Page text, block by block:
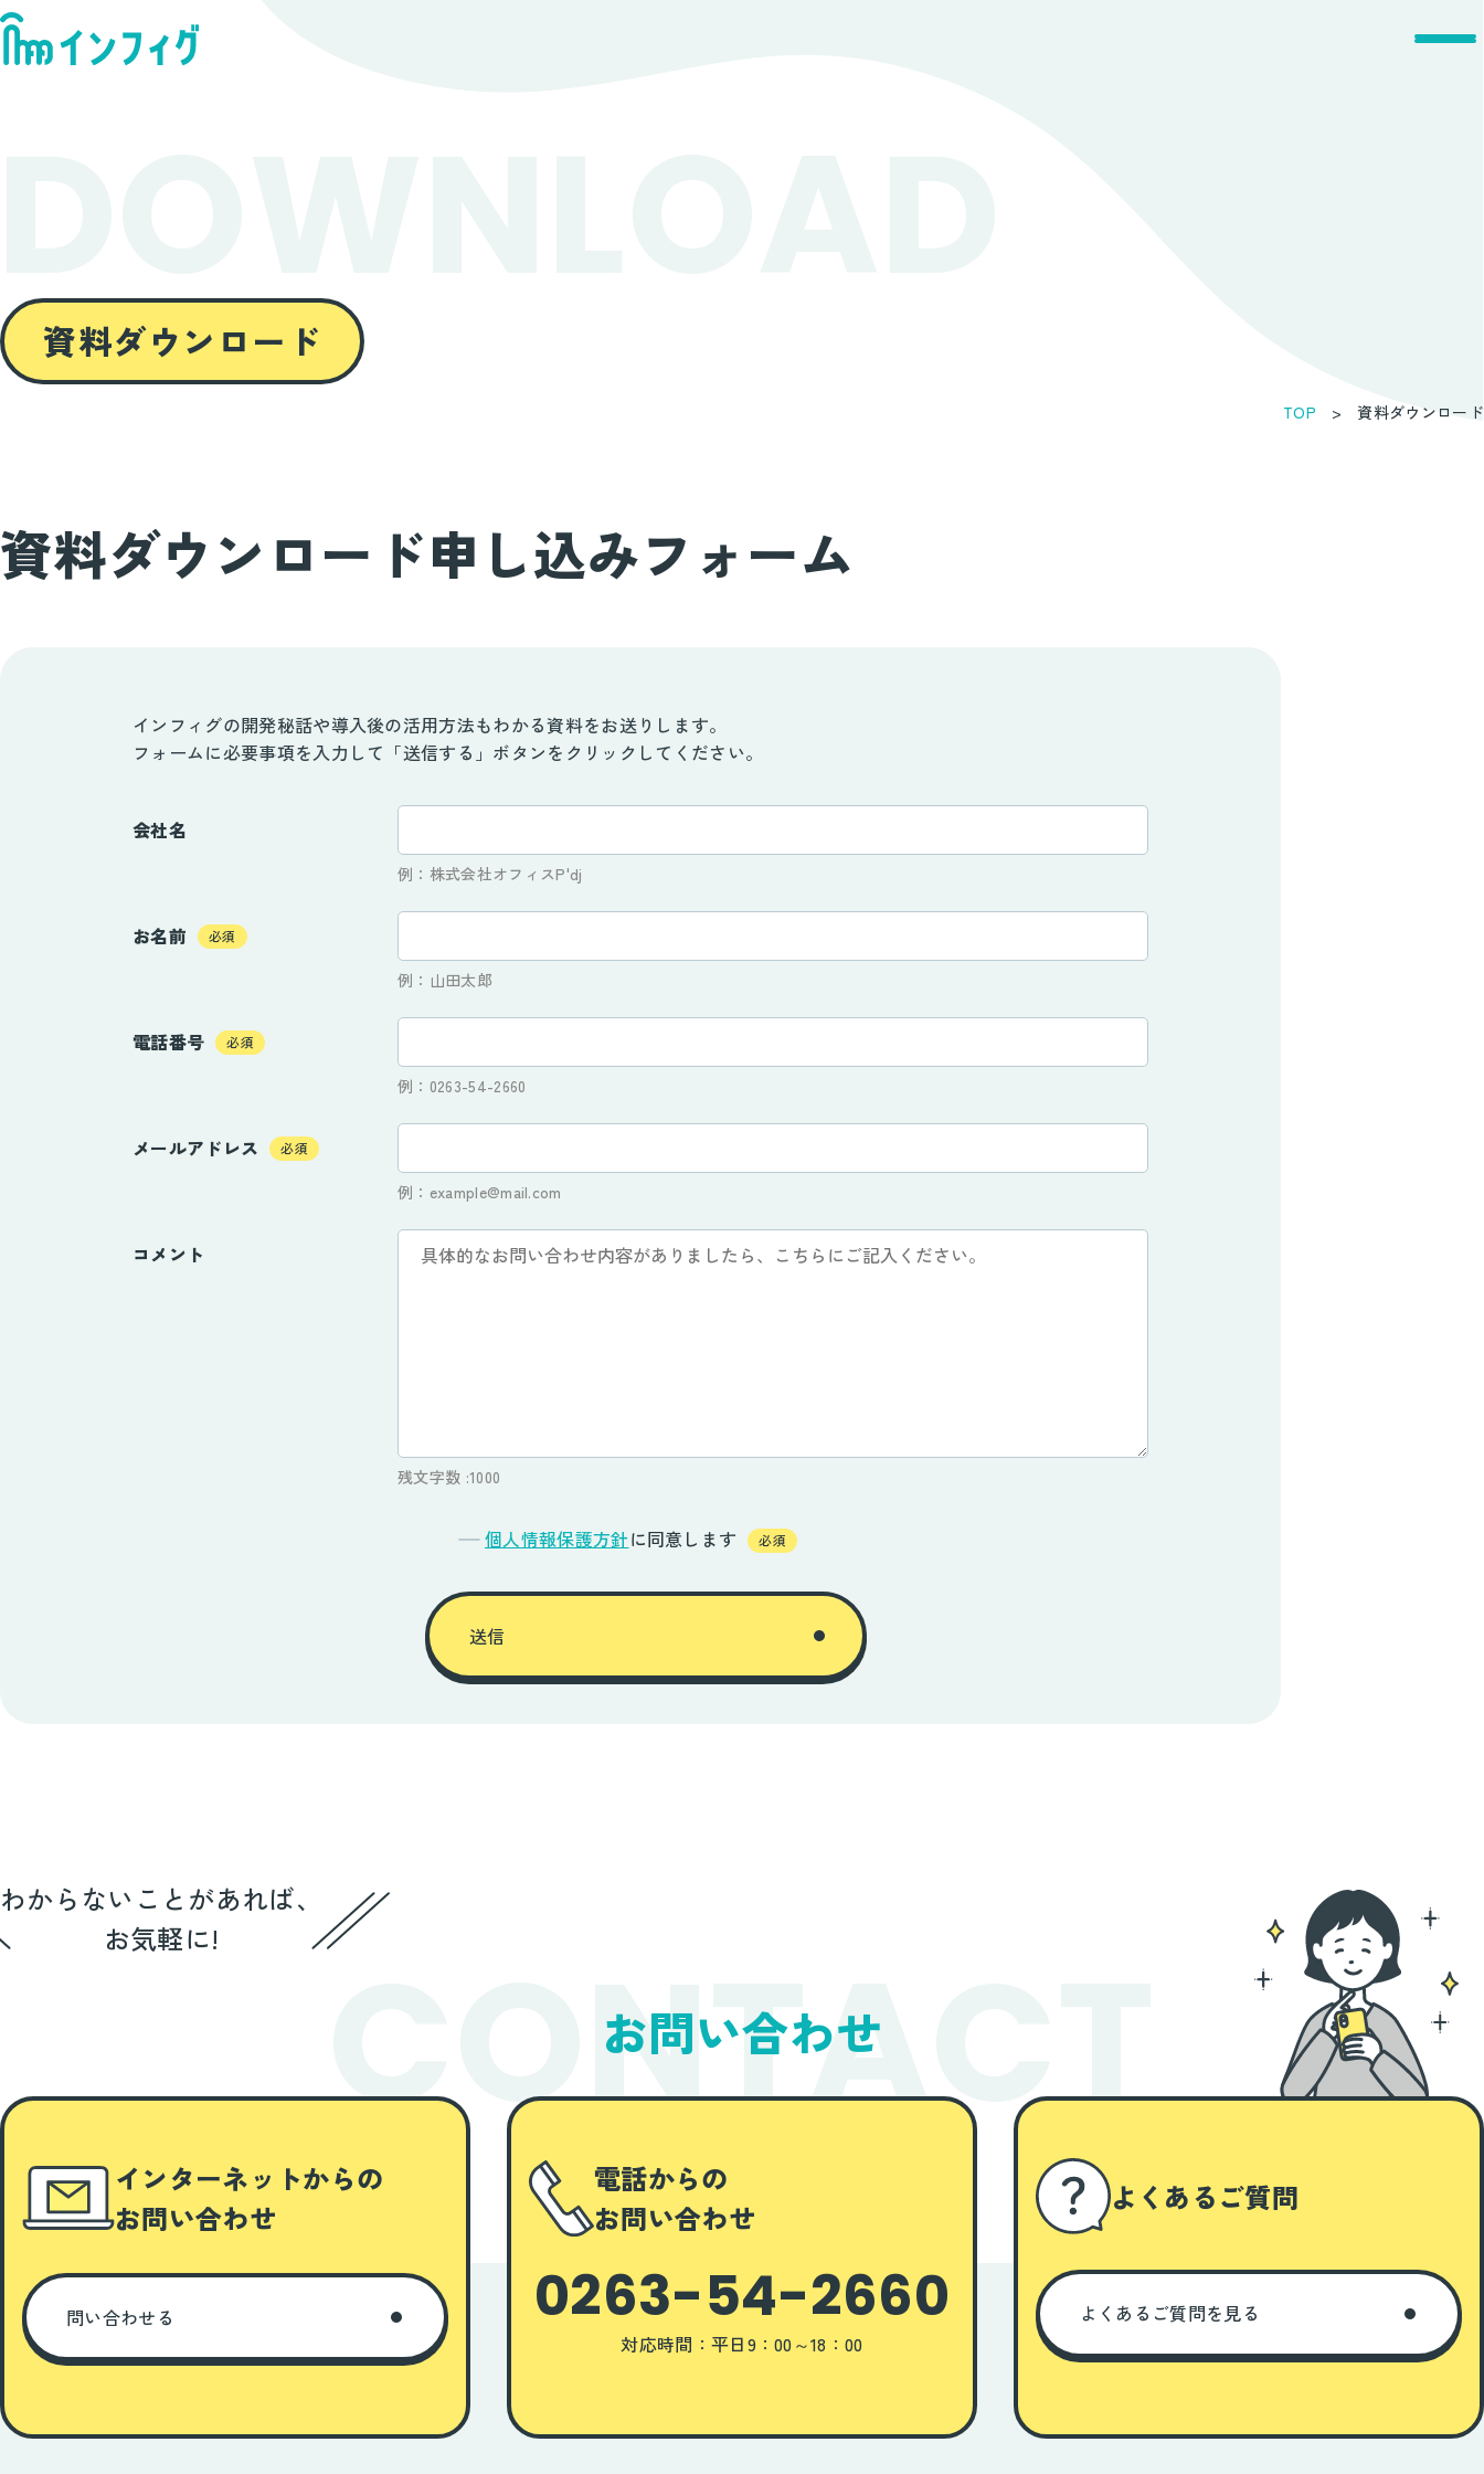
資料ダウンロード
TOP 資料ダウンロード
資料ダウンロード申し込みフォーム
インフィグの開発秘話や導入後の活用方法もわかる資料をお送りします。
フォームに必要事項を入力して「送信する」ボタンをクリックしてください。
会社名
例：株式会社オフィスP'dj
お名前 必須
例：山田太郎
電話番号 必須
例：0263-54-2660
メールアドレス 必須
例：example@mail.com
コメント
残文字数 :1000
個人情報保護方針に同意します 必須
わからないことがあれば、
お気軽に!
お問い合わせ
CONTACT
インターネットからの
お問い合わせ
問い合わせる
電話からの
お問い合わせ
0263-54-2660
対応時間：平日9：00～18：00
よくあるご質問
よくあるご質問を見る